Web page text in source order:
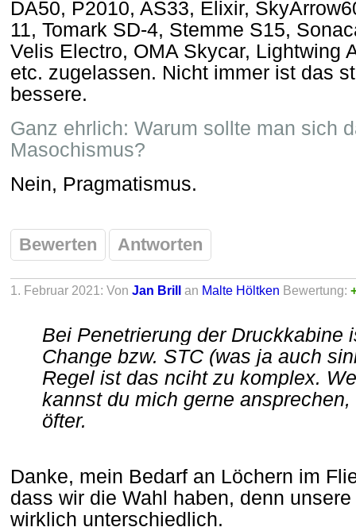
DA50, P2010, AS33, Elixir,
11, Tomark SD-4, Stemme S15,
Velis Electro, OMA Skycar, Lightwing
etc. zugelassen. Nicht immer ist das
bessere.
Ganz ehrlich: Warum sollte man sich
Masochismus?
Nein, Pragmatismus.
Bewerten Antworten
1. Februar 2021: Von Jan Brill an Malte Höltken Bewertung:
Bei Penetrierung der Druckkabine
Change bzw. STC (was ja auch
Regel ist das nciht zu komplex.
kannst du mich gerne
öfter.
Danke, mein Bedarf an Löchern im
dass wir die Wahl haben, denn
wirklich unterschiedlich.